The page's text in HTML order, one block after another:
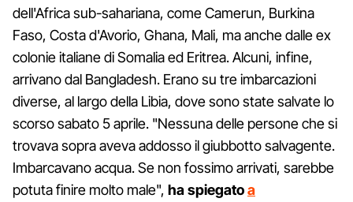
dell'Africa sub-sahariana, come Camerun, Burkina
Faso, Costa d'Avorio, Ghana, Mali, ma anche dalle ex
colonie italiane di Somalia ed Eritrea. Alcuni, infine,
arrivano dal Bangladesh. Erano su tre imbarcazioni
diverse, al largo della Libia, dove sono state salvate lo
scorso sabato 5 aprile. "Nessuna delle persone che si
trovava sopra aveva addosso il giubbotto salvagente.
Imbarcavano acqua. Se non fossimo arrivati, sarebbe
potuta finire molto male", ha spiegatoa